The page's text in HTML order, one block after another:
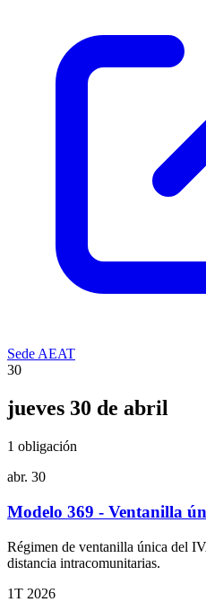
Sede AEAT
30
jueves 30 de abril
1 obligación
abr. 30
Modelo 369 - Ventanilla
Régimen de ventanilla única del
distancia intracomunitarias.
1T 2026